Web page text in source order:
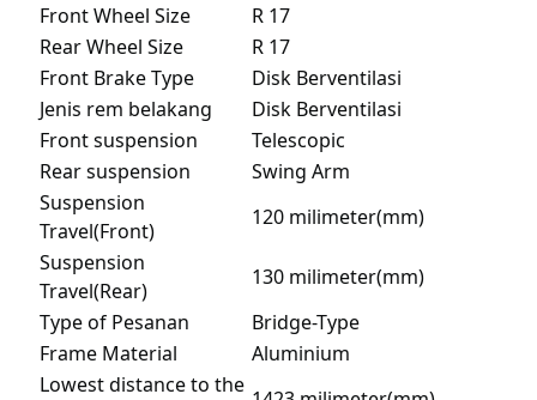
Front Wheel Size
R 17
Rear Wheel Size
R 17
Front Brake Type
Disk Berventilasi
Jenis rem belakang
Disk Berventilasi
Front suspension
Telescopic
Rear suspension
Swing Arm
Suspension
Travel(Front)
120 milimeter(mm)
Suspension
Travel(Rear)
130 milimeter(mm)
Type of Pesanan
Bridge-Type
Frame Material
Aluminium
Lowest distance to the